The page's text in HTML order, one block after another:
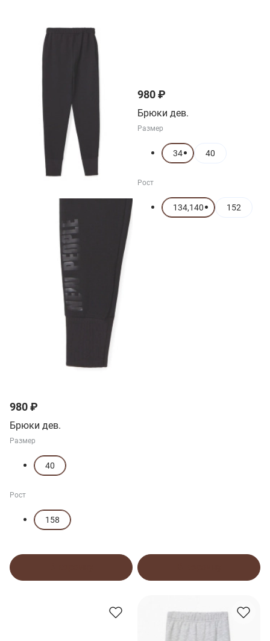
980 ₽
Брюки дев.
Размер
40
Рост
158
980 ₽
Брюки дев.
Размер
34 40
Рост
134,140 152